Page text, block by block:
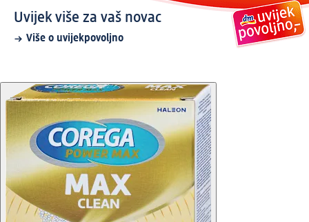
Uvijek više za vaš novac
Više o uvijekpovoljno